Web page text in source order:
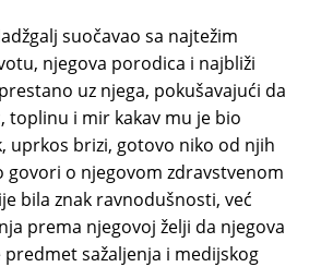
suočavao sa najtežim
njegova porodica i najbliži
uz njega, pokušavajući da
toplinu i mir kakav mu je bio
uprkos brizi, gotovo niko od njih
govori o njegovom zdravstvenom
bila znak ravnodušnosti, već
prema njegovoj želji da njegova
sažaljenja i medijskog